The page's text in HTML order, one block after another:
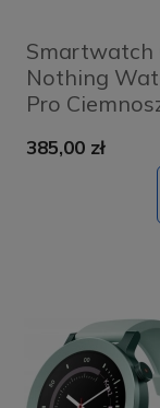
Smartwatch
Nothing
Pro
385,00 zł